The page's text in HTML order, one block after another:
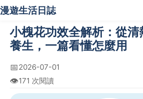
漫遊生活日誌
小槐花功效全解析：從清
養生，一篇看懂怎麼用
📅2026-07-01
👁️171 次閱讀